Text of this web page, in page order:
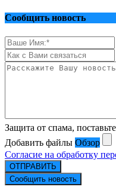
Сообщить новость
Защита от спама,
Добавить файлы Обзор
Согласие на обработку
ОТПРАВИТЬ
Сообщить новость